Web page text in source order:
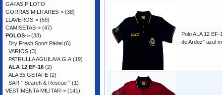
Polo ALA 12
de Ardoz" azul
GAFAS PILOTO
GORRAS MILITARES-> (38)
LLAVEROS-> (59)
CAMISETAS-> (47)
POLOS-> (33)
Dry Fresh Sport Pádel (6)
VARIOS (3)
PATRULLA AGUILA/A.G.A (19)
ALA 12 EF-18 (2)
ALA 35 GETAFE (2)
SAR " Search & Rescue " (1)
VESTIMENTA MILITAR-> (141)